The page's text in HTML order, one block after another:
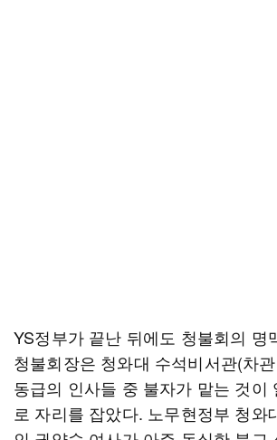
YS정부가 끝난 뒤에도 청불회의 명
청불회장은 청와대 수석비서관(차
동급의 인사들 중 불자가 맡는 것이
로 자리를 잡았다. 노무현정부 청와